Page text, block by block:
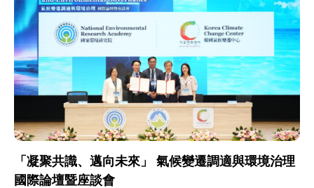
「凝聚共識、邁向未來」 氣候變遷調適與環境治理
國際論壇暨座談會